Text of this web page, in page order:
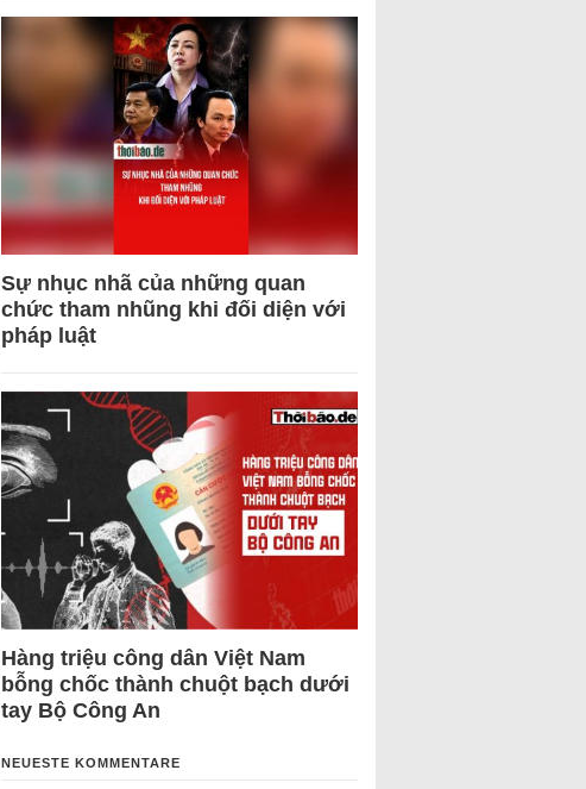
Sự nhục nhã của những quan
chức tham nhũng khi đối diện với
pháp luật
Hàng triệu công dân Việt Nam
bỗng chốc thành chuột bạch dưới
tay Bộ Công An
NEUESTE KOMMENTARE